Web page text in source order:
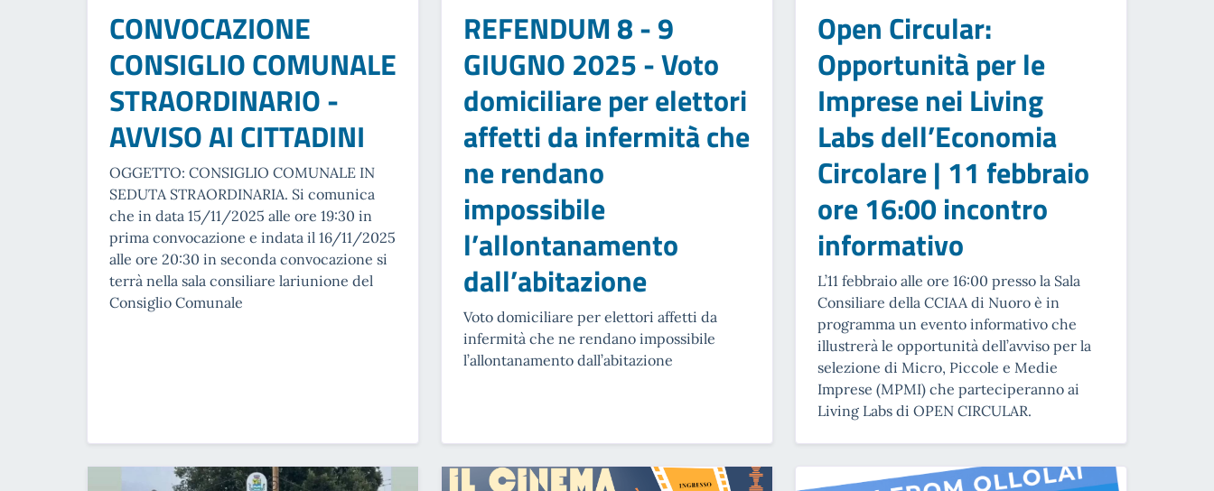
CONVOCAZIONE
CONSIGLIO COMUNALE
STRAORDINARIO -
AVVISO AI CITTADINI
OGGETTO: CONSIGLIO COMUNALE IN
SEDUTA STRAORDINARIA. Si comunica
che in data 15/11/2025 alle ore 19:30 in
prima convocazione e indata il 16/11/2025
alle ore 20:30 in seconda convocazione si
terrà nella sala consiliare lariunione del
Consiglio Comunale
REFENDUM 8 - 9
GIUGNO 2025 - Voto
domiciliare per elettori
affetti da infermità che
ne rendano
impossibile
l’allontanamento
dall’abitazione
Voto domiciliare per elettori affetti da
infermità che ne rendano impossibile
l’allontanamento dall’abitazione
Open Circular:
Opportunità per le
Imprese nei Living
Labs dell’Economia
Circolare | 11 febbraio
ore 16:00 incontro
informativo
L’11 febbraio alle ore 16:00 presso la Sala
Consiliare della CCIAA di Nuoro è in
programma un evento informativo che
illustrerà le opportunità dell’avviso per la
selezione di Micro, Piccole e Medie
Imprese (MPMI) che parteciperanno ai
Living Labs di OPEN CIRCULAR.